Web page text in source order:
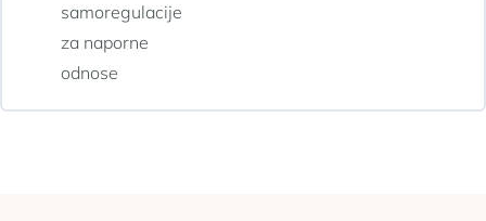
samoregulacije
za naporne
odnose